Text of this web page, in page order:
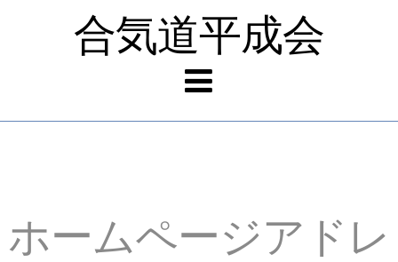
合気道平成会
ホームページアドレ